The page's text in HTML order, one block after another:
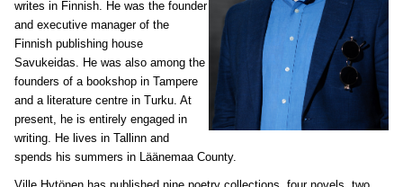
writes in Finnish. He was the founder
and executive manager of the
Finnish publishing house
Savukeidas. He was also among the
founders of a bookshop in Tampere
and a literature centre in Turku. At
present, he is entirely engaged in
writing. He lives in Tallinn and
spends his summers in Läänemaa County.